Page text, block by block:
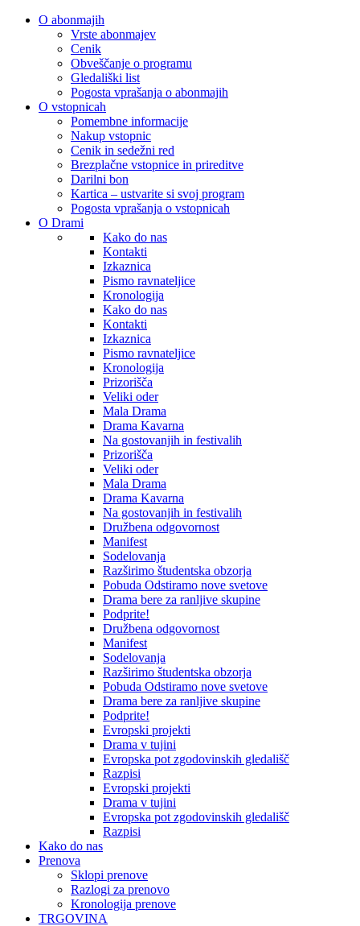
O abonmajih
Vrste abonmajev
Cenik
Obveščanje o programu
Gledališki list
Pogosta vprašanja o abonmajih
O vstopnicah
Pomembne informacije
Nakup vstopnic
Cenik in sedežni red
Brezplačne vstopnice in prireditve
Darilni bon
Kartica – ustvarite si svoj program
Pogosta vprašanja o vstopnicah
O Drami
Kako do nas
Kontakti
Izkaznica
Pismo ravnateljice
Kronologija
Kako do nas
Kontakti
Izkaznica
Pismo ravnateljice
Kronologija
Prizorišča
Veliki oder
Mala Drama
Drama Kavarna
Na gostovanjih in festivalih
Prizorišča
Veliki oder
Mala Drama
Drama Kavarna
Na gostovanjih in festivalih
Družbena odgovornost
Manifest
Sodelovanja
Razširimo študentska obzorja
Pobuda Odstiramo nove svetove
Drama bere za ranljive skupine
Podprite!
Družbena odgovornost
Manifest
Sodelovanja
Razširimo študentska obzorja
Pobuda Odstiramo nove svetove
Drama bere za ranljive skupine
Podprite!
Evropski projekti
Drama v tujini
Evropska pot zgodovinskih gledališč
Razpisi
Evropski projekti
Drama v tujini
Evropska pot zgodovinskih gledališč
Razpisi
Kako do nas
Prenova
Sklopi prenove
Razlogi za prenovo
Kronologija prenove
TRGOVINA